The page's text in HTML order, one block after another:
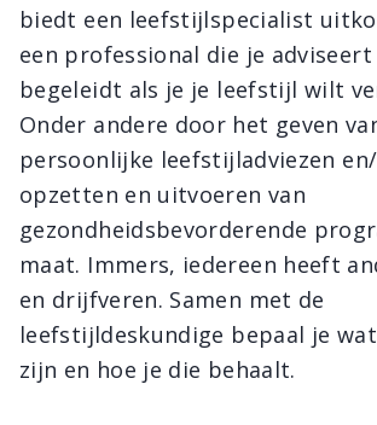
biedt een leefstijlspecialist
een professional die je
begeleidt als je je leefstijl wilt
Onder andere door het geven
persoonlijke leefstijladviezen
opzetten en uitvoeren van
gezondheidsbevorderende
maat. Immers, iedereen heeft
en drijfveren. Samen met de
leefstijldeskundige bepaal je
zijn en hoe je die behaalt.